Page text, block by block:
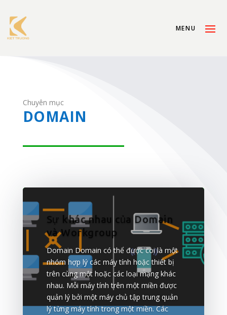
Chuyên mục
DOMAIN
Sự khác nhau của Domain
và Workgroup
Domain Domain có thể được coi là một
nhóm hợp lý các máy tính hoặc thiết bị
trên cùng một hoặc các loại mạng khác
nhau. Mỗi máy tính trên một miền được
quản lý bởi một máy chủ tập trung quản
lý từng máy tính trong một miền. Các